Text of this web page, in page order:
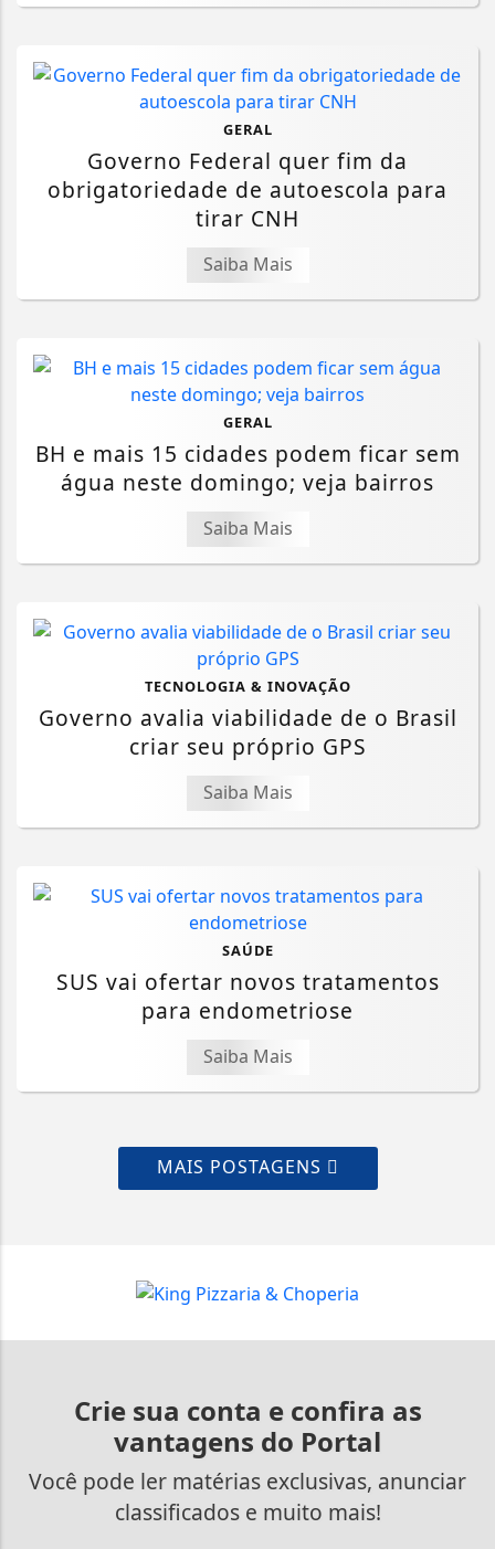
GERAL
Governo Federal quer fim da
obrigatoriedade de autoescola para
tirar CNH
Saiba Mais
GERAL
BH e mais 15 cidades podem ficar sem
água neste domingo; veja bairros
Saiba Mais
TECNOLOGIA & INOVAÇÃO
Governo avalia viabilidade de o Brasil
criar seu próprio GPS
Saiba Mais
SAÚDE
SUS vai ofertar novos tratamentos
para endometriose
Saiba Mais
MAIS POSTAGENS
Crie sua conta e confira as
vantagens do Portal
Você pode ler matérias exclusivas, anunciar
classificados e muito mais!